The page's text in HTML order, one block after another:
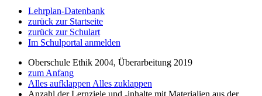
Lehrplan-Datenbank
zurück zur Startseite
zurück zur Schulart
Im Schulportal anmelden
Oberschule Ethik 2004, Überarbeitung 2019
zum Anfang
Alles aufklappen Alles zuklappen
Anzahl der Lernziele und -inhalte mit Materialien aus der